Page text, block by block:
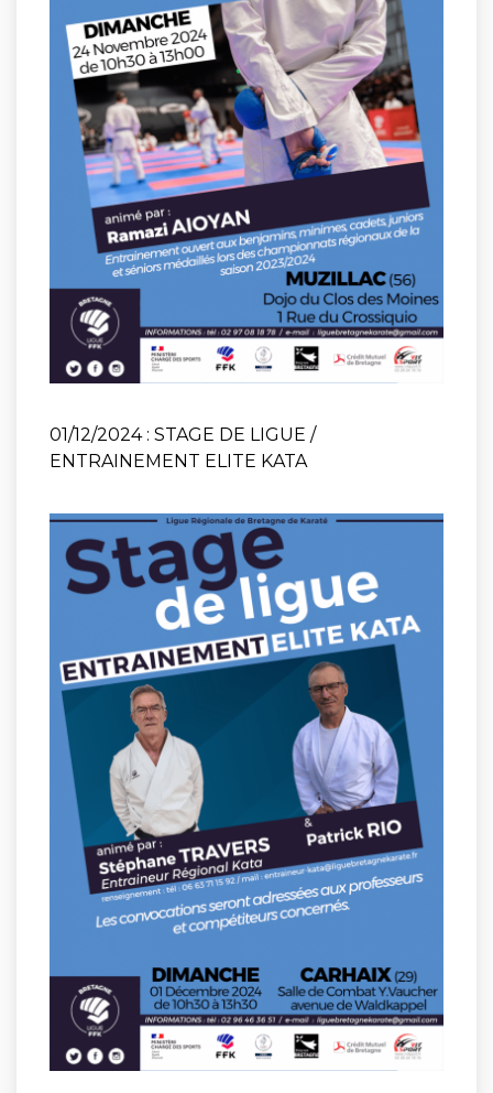
01/12/2024 : STAGE DE LIGUE /
ENTRAINEMENT ELITE KATA